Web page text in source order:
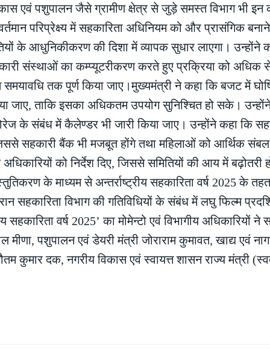
एवं पशुपालन जैसे ग्रामीण क्षेत्र से जुड़े समस्त विभाग भी इन
परिप्रेक्ष्य में सहकारिता अधिनियम को और प्रासंगिक
के आधुनिकीकरण की दिशा में व्यापक सुधार लाएगा। उन्होंने
संस्थाओं का कम्प्यूटरीकरण करते हुए प्रक्रिया को अधिक
समयावधि तक पूर्ण किया जाए।मुख्यमंत्री ने कहा कि बजट में
जाए, ताकि इसका अधिकतम उपयोग सुनिश्चित हो सके।
के संबंध में कैलेण्डर भी जारी किया जाए। उन्होंने कहा कि
सहकारी बैंक भी मजबूत होंगे तथा महिलाओं को आर्थिक संबल
को निर्देश दिए, जिससे समितियों की आय में
के माध्यम से अन्तर्राष्ट्रीय सहकारिता वर्ष 2025 के
सहकारिता विभाग की गतिविधियों के संबंध में लघु फिल्म
सहकारिता वर्ष 2025’ का मोमेन्टो एवं विभागीय अधिकारियों ने
पशुपालन एवं डेयरी मंत्री जोराराम कुमावत, खाद्य एवं
कुमार दक, नगरीय विकास एवं स्वायत्त शासन राज्य मंत्री